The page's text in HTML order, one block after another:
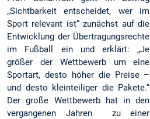
„Sichtbarkeit entscheidet, wer im
Sport relevant ist“ zunächst auf die
Entwicklung der Übertragungsrechte
im Fußball ein und erklärt: „Je
größer der Wettbewerb um eine
Sportart, desto höher die Preise –
und desto kleinteiliger die Pakete.“
Der große Wettbewerb hat in den
vergangenen Jahren zu einer